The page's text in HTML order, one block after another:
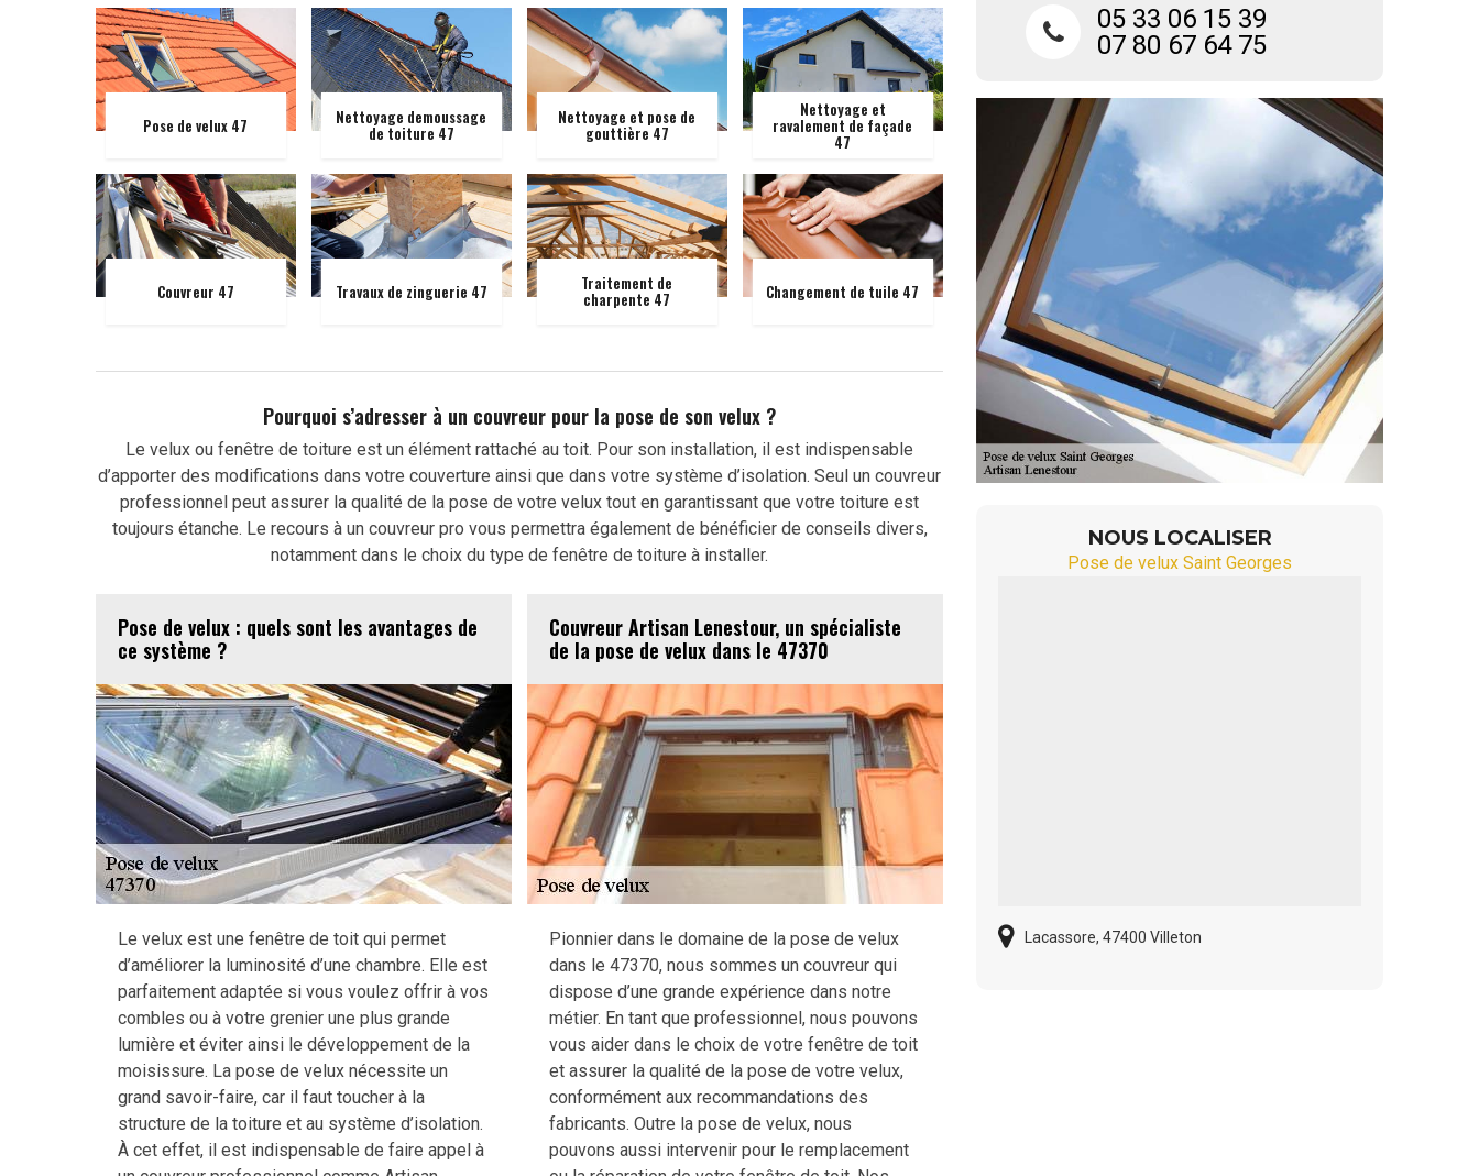
Pose de velux 47 Nettoyage demoussage
de toiture 47
Nettoyage et pose de
gouttière 47
Nettoyage et
ravalement de façade
47
Couvreur 47 Travaux de zinguerie 47 Traitement de
charpente 47 Changement de tuile 47
Pourquoi s’adresser à un couvreur pour la pose de son velux ?
Le velux ou fenêtre de toiture est un élément rattaché au toit. Pour son installation, il est indispensable
d’apporter des modifications dans votre couverture ainsi que dans votre système d’isolation. Seul un couvreur
professionnel peut assurer la qualité de la pose de votre velux tout en garantissant que votre toiture est
toujours étanche. Le recours à un couvreur pro vous permettra également de bénéficier de conseils divers,
notamment dans le choix du type de fenêtre de toiture à installer.
Pose de velux : quels sont les avantages de
ce système ?
Le velux est une fenêtre de toit qui permet
d’améliorer la luminosité d’une chambre. Elle est
parfaitement adaptée si vous voulez offrir à vos
combles ou à votre grenier une plus grande
lumière et éviter ainsi le développement de la
moisissure. La pose de velux nécessite un
grand savoir-faire, car il faut toucher à la
structure de la toiture et au système d’isolation.
À cet effet, il est indispensable de faire appel à
Couvreur Artisan Lenestour, un spécialiste
de la pose de velux dans le 47370
Pionnier dans le domaine de la pose de velux
dans le 47370, nous sommes un couvreur qui
dispose d’une grande expérience dans notre
métier. En tant que professionnel, nous pouvons
vous aider dans le choix de votre fenêtre de toit
et assurer la qualité de la pose de votre velux,
conformément aux recommandations des
fabricants. Outre la pose de velux, nous
pouvons aussi intervenir pour le remplacement
05 33 06 15 39
07 80 67 64 75
NOUS LOCALISER
Pose de velux Saint Georges
Lacassore, 47400 Villeton